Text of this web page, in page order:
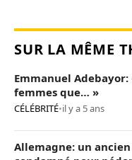
SUR LA MÊME
Emmanuel Adebayor:
femmes que… »
CÉLÉBRITÉ•il y a 5 ans
Allemagne: un